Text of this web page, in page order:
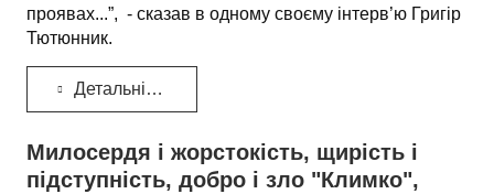
проявах...”, - сказав в одному своєму інтерв’ю Григір
Тютюнник.
Детальніше...
Милосердя і жорстокість, щирість і
підступність, добро і зло "Климко",